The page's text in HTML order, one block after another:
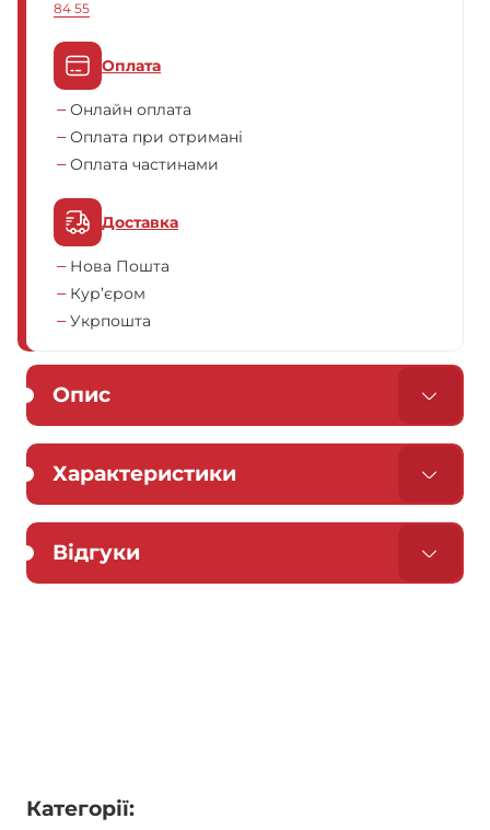
84 55
Оплата
Онлайн оплата
Оплата при отримані
Оплата частинами
Доставка
Нова Пошта
Кур’єром
Укрпошта
Опис
Характеристики
Відгуки
Категорії: